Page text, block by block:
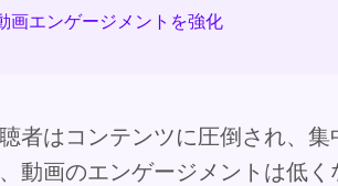
画エンゲージメントを強化
者はコンテンツに圧倒され、
動画のエンゲージメントは低く